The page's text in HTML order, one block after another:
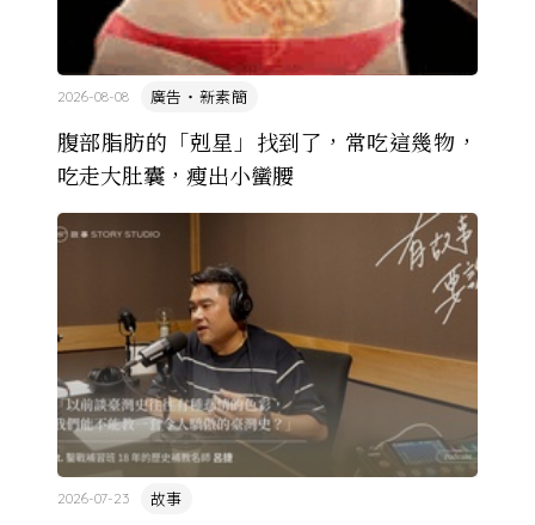
腹部脂肪的「剋星」找到了，常吃這幾物，
吃走大肚囊，瘦出小蠻腰
廣告・新素簡
2026-08-08
故事
2026-07-23